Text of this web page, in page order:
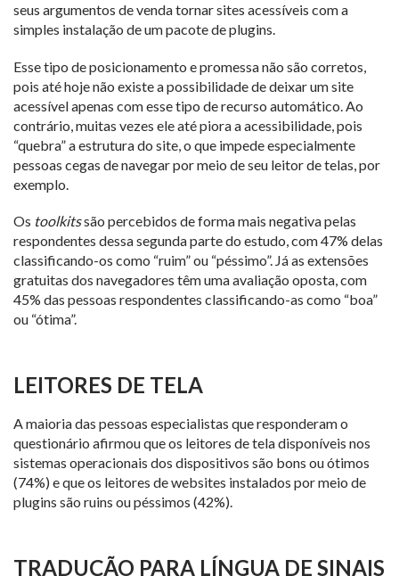
seus argumentos de venda tornar sites acessíveis com a
simples instalação de um pacote de plugins.
Esse tipo de posicionamento e promessa não são corretos,
pois até hoje não existe a possibilidade de deixar um site
acessível apenas com esse tipo de recurso automático. Ao
contrário, muitas vezes ele até piora a acessibilidade, pois
“quebra” a estrutura do site, o que impede especialmente
pessoas cegas de navegar por meio de seu leitor de telas, por
exemplo.
Os toolkitssão percebidos de forma mais negativa pelas
respondentes dessa segunda parte do estudo, com 47% delas
classificando-os como “ruim” ou “péssimo”. Já as extensões
gratuitas dos navegadores têm uma avaliação oposta, com
45% das pessoas respondentes classificando-as como “boa”
ou “ótima”.
LEITORES DE TELA
A maioria das pessoas especialistas que responderam o
questionário afirmou que os leitores de tela disponíveis nos
sistemas operacionais dos dispositivos são bons ou ótimos
(74%) e que os leitores de websites instalados por meio de
plugins são ruins ou péssimos (42%).
TRADUÇÃO PARA LÍNGUA DE SINAIS